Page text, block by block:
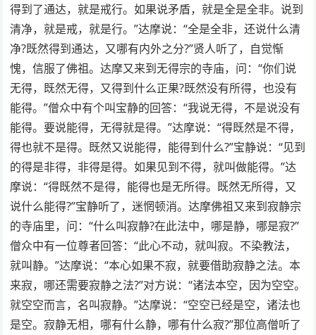
得到了通达，就是戒行。如果说矛盾，就是全是全非。说到
清净，就是戒，就是行。”达摩说：“全是全非，还说什么清
净?既然得到通达，又哪有内外之分?”贤人听了，自觉惭
愧，信服了佛祖。达摩又来到无得宗的寺庙，问：“你们说
无得，既然无得，又得到什么正果?既然没有所得，也没有
能得。”僧众中有个叫宝静的回答：“我说无得，不是说没有
能得。要说能得，无得就是得。”达摩说：“得既然是不得，
得也就不是得。既然又说能得，能得到什么?”宝静说：“见到
的得是非得，非得是得。如果见到不得，就叫做能得。”达
摩说：“得既然不是得，能得也是无所得。既然无所得，又
说什么能得?”宝静听了，迷惘顿消。达摩佛祖又来到寂静宗
的寺庙里，问：“什么叫寂静?在此法中，哪是静，哪是寂?”
僧众中有一位尊者回答：“此心不动，就叫寂。不染教法，
就叫静。”达摩说：“本心如果不寂，就要借助寂静之法。本
来寂，哪还需要寂静之法?”对方说：“诸法本空，因为空空。
就空空而言，名叫寂静。”达摩说：“空空已经是空，诸法也
是空。寂静无相，哪有什么静，哪有什么寂?”那位高僧听了